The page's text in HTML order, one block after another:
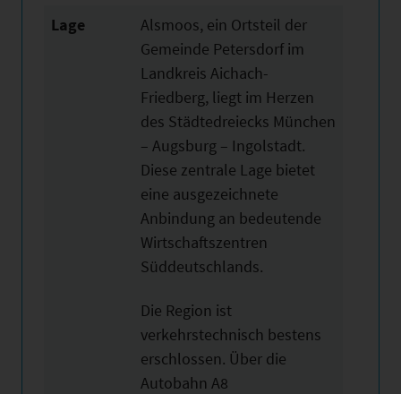
Lage
Alsmoos, ein Ortsteil der
Gemeinde Petersdorf im
Landkreis Aichach-
Friedberg, liegt im Herzen
des Städtedreiecks München
– Augsburg – Ingolstadt.
Diese zentrale Lage bietet
eine ausgezeichnete
Anbindung an bedeutende
Wirtschaftszentren
Süddeutschlands.
Die Region ist
verkehrstechnisch bestens
erschlossen. Über die
Autobahn A8